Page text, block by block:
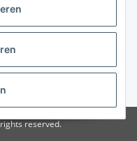
reserved.